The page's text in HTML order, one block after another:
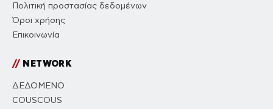
Πολιτική προστασίας δεδομένων
Όροι χρήσης
Επικοινωνία
//NETWORK
ΔΕΔΟΜΕΝΟ
COUSCOUS